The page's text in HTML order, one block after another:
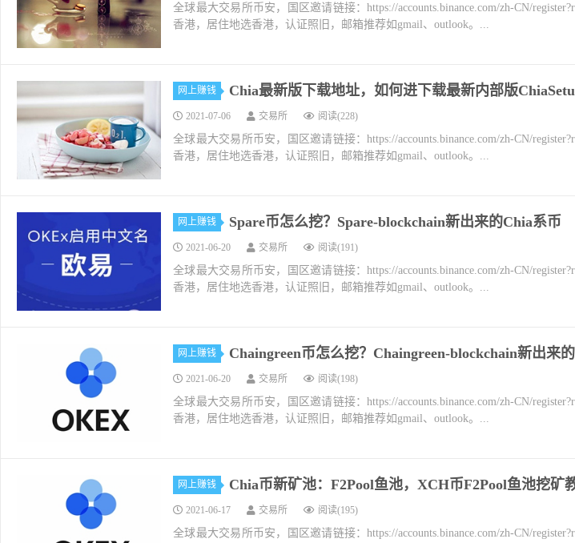
全球最大交易所币安，国区邀请链接：https://accounts.binance.com/zh-CN/
香港，居住地选香港，认证照旧，邮箱推荐如gmail、outlook。...
网上赚钱 Chia最新版下载地址，如何进下载最新内部版
2021-07-06 交易所 阅读(228)
全球最大交易所币安，国区邀请链接：https://accounts.binance.com/zh-CN/
香港，居住地选香港，认证照旧，邮箱推荐如gmail、outlook。...
网上赚钱 Spare币怎么挖？Spare-blockchain新出来的Chia系币
2021-06-20 交易所 阅读(191)
全球最大交易所币安，国区邀请链接：https://accounts.binance.com/zh-CN/
香港，居住地选香港，认证照旧，邮箱推荐如gmail、outlook。...
网上赚钱 Chaingreen币怎么挖？Chaingreen-blockchain新出来
2021-06-20 交易所 阅读(198)
全球最大交易所币安，国区邀请链接：https://accounts.binance.com/zh-CN/
香港，居住地选香港，认证照旧，邮箱推荐如gmail、outlook。...
网上赚钱 Chia币新矿池：F2Pool鱼池，XCH币F2Pool鱼池挖矿
2021-06-17 交易所 阅读(195)
全球最大交易所币安，国区邀请链接：https://accounts.binance.com/zh-CN/